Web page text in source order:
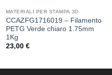
MATERIALI PER STAMPA 3D
CCAZFG1716019 – Filamento
PETG Verde chiaro 1.75mm
1Kg
23,00 €